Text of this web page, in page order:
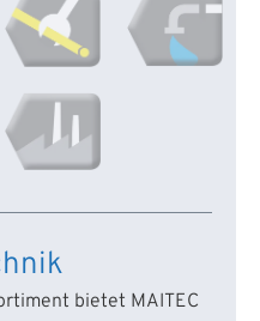
bietet MAITEC